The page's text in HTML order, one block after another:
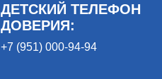
ДЕТСКИЙ ТЕЛЕФОН
ДОВЕРИЯ:
+7 (951) 000-94-94